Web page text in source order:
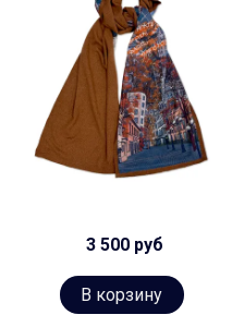
3 500 руб
В корзину